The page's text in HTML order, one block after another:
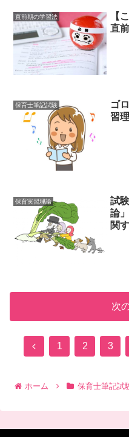
直前期の学習法
【
直
保育士筆記試験
ゴ
習
保育実習理論
試
論
関
次
前
1 2 3
ホーム 保育士筆記試